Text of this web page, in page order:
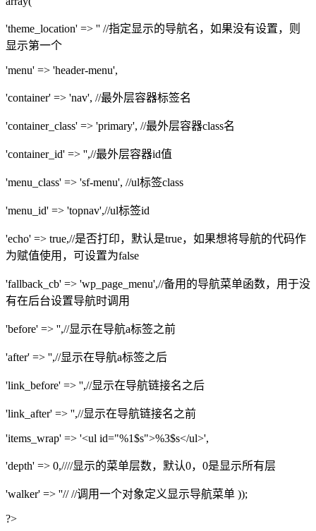
'theme_location' => '' //指定显示的导航名，如果没有设置，则
显示第一个
'menu' => 'header-menu',
'container' => 'nav', //最外层容器标签名
'container_class' => 'primary', //最外层容器class名
'container_id' => '',//最外层容器id值
'menu_class' => 'sf-menu', //ul标签class
'menu_id' => 'topnav',//ul标签id
'echo' => true,//是否打印，默认是true，如果想将导航的代码作
为赋值使用，可设置为false
'fallback_cb' => 'wp_page_menu',//备用的导航菜单函数，用于没
有在后台设置导航时调用
'before' => '',//显示在导航a标签之前
'after' => '',//显示在导航a标签之后
'link_before' => '',//显示在导航链接名之后
'link_after' => '',//显示在导航链接名之前
'items_wrap' => '<ul id="%1$s">%3$s</ul>',
'depth' => 0,////显示的菜单层数，默认0，0是显示所有层
'walker' => ''// //调用一个对象定义显示导航菜单 ));
?>